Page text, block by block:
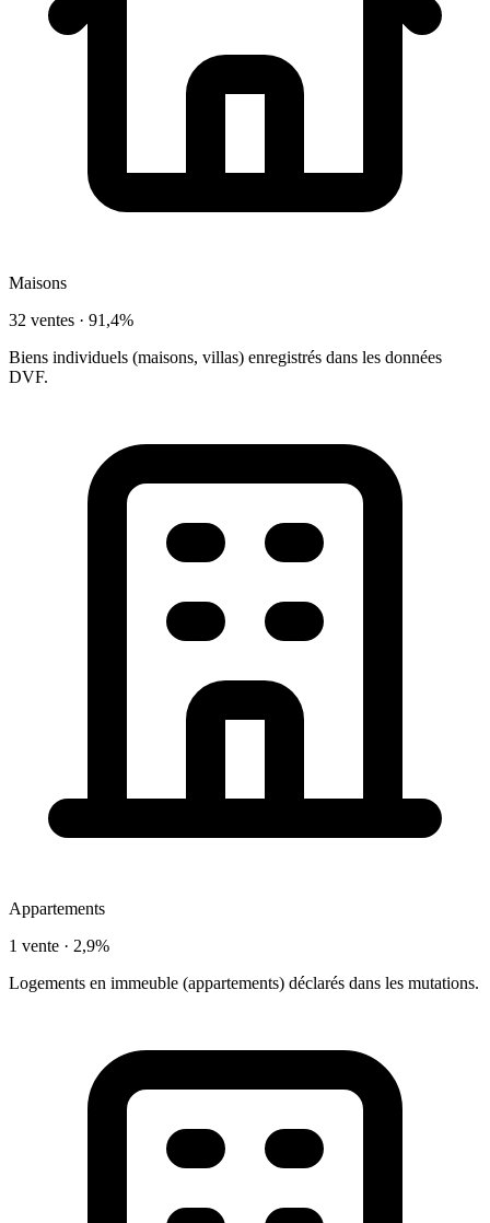
Maisons
32 ventes · 91,4%
Biens individuels (maisons, villas) enregistrés dans les données
DVF.
Appartements
1 vente · 2,9%
Logements en immeuble (appartements) déclarés dans les mutations.